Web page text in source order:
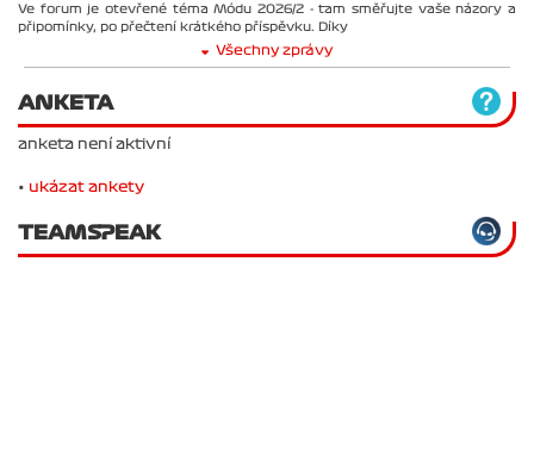
Ve forum je otevřené téma Módu 2026/2 - tam směřujte vaše názory a
připomínky, po přečtení krátkého příspěvku. Díky
Všechny zprávy
ANKETA
anketa není aktivní
• ukázat ankety
TEAMSPEAK